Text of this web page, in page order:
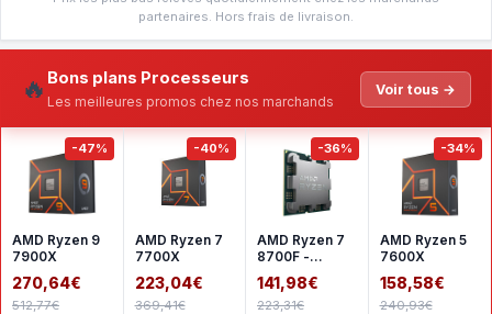
partenaires. Hors frais de livraison.
🔥 Bons plans Processeurs
Les meilleures promos chez nos marchands
Voir tous →
-47%
AMD Ryzen 9
7900X
270,64€
512,77€
-40%
AMD Ryzen 7
7700X
223,04€
369,41€
-36%
AMD Ryzen 7
8700F -
Version tray
141,98€
223,31€
-34%
AMD Ryzen 5
7600X
158,58€
240,93€